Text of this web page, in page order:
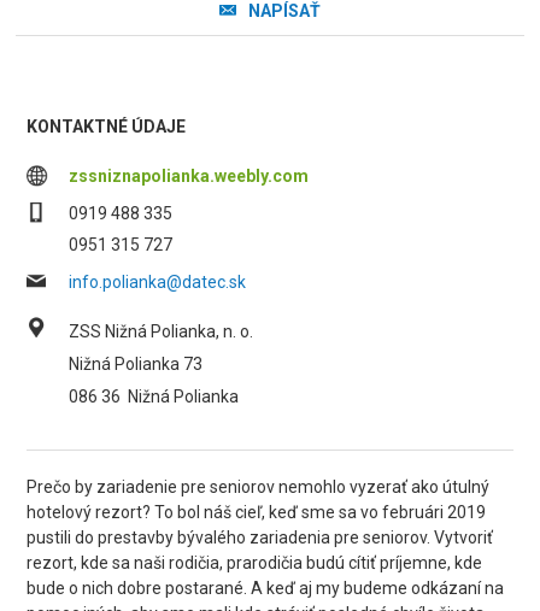
NAPÍSAŤ
KONTAKTNÉ ÚDAJE
zssniznapolianka.weebly.com
0919 488 335
0951 315 727
info.polianka@datec.sk
ZSS Nižná Polianka, n. o.
Nižná Polianka 73
086 36 Nižná Polianka
Prečo by zariadenie pre seniorov nemohlo vyzerať ako útulný
hotelový rezort? To bol náš cieľ, keď sme sa vo februári 2019
pustili do prestavby bývalého zariadenia pre seniorov. Vytvoriť
rezort, kde sa naši rodičia, prarodičia budú cítiť príjemne, kde
bude o nich dobre postarané. A keď aj my budeme odkázaní na